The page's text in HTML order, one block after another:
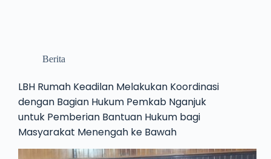
Berita
LBH Rumah Keadilan Melakukan Koordinasi
dengan Bagian Hukum Pemkab Nganjuk
untuk Pemberian Bantuan Hukum bagi
Masyarakat Menengah ke Bawah